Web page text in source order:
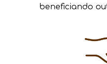
beneficiando